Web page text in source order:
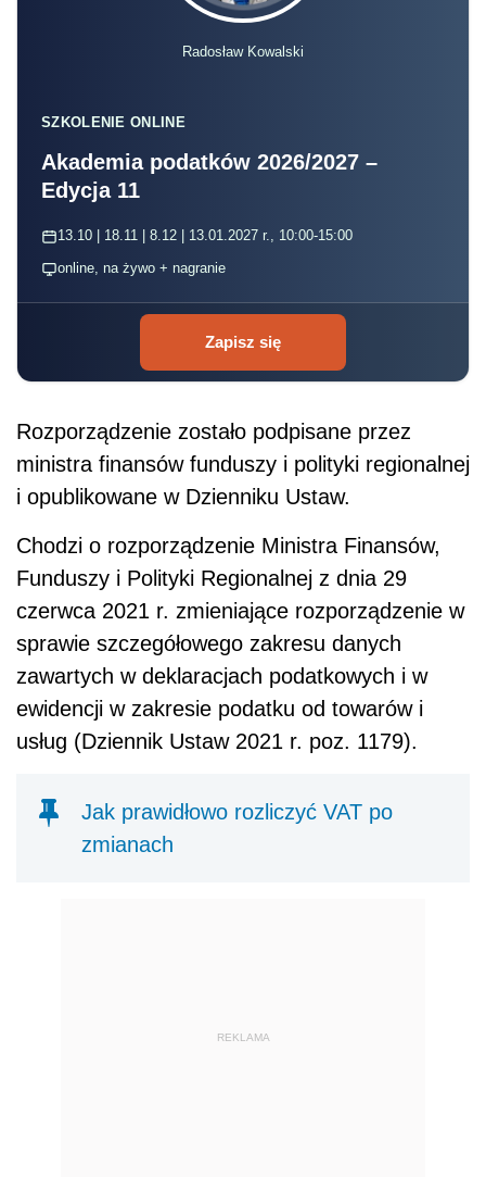
Radosław Kowalski
SZKOLENIE ONLINE
Akademia podatków 2026/2027 –
Edycja 11
13.10 | 18.11 | 8.12 | 13.01.2027 r., 10:00-15:00
online, na żywo + nagranie
Zapisz się
Rozporządzenie zostało podpisane przez
ministra finansów funduszy i polityki regionalnej
i opublikowane w Dzienniku Ustaw.
Chodzi o rozporządzenie Ministra Finansów,
Funduszy i Polityki Regionalnej z dnia 29
czerwca 2021 r. zmieniające rozporządzenie w
sprawie szczegółowego zakresu danych
zawartych w deklaracjach podatkowych i w
ewidencji w zakresie podatku od towarów i
usług (Dziennik Ustaw 2021 r. poz. 1179).
Jak prawidłowo rozliczyć VAT po
zmianach
REKLAMA